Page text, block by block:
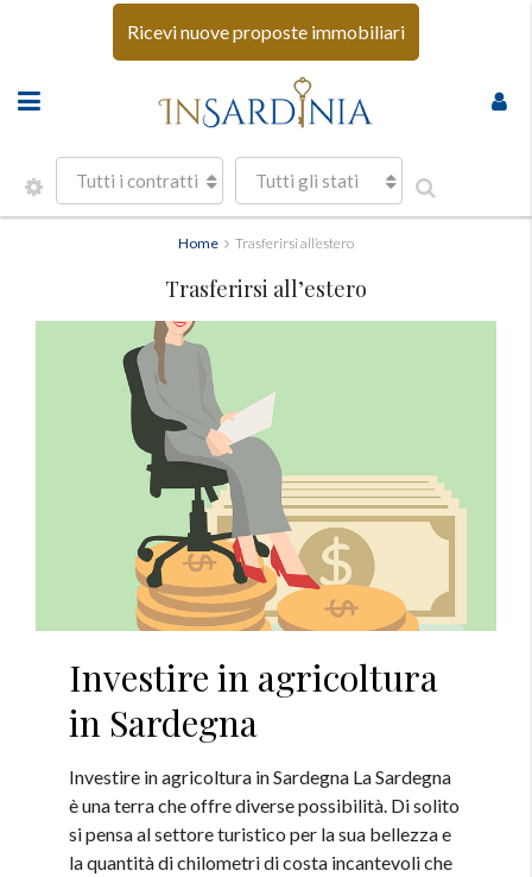
Ricevi nuove proposte immobiliari
Tutti i contratti Tutti gli stati
Home Trasferirsi all’estero
Trasferirsi all’estero
Investire in agricoltura
in Sardegna
Investire in agricoltura in Sardegna La Sardegna
è una terra che offre diverse possibilità. Di solito
si pensa al settore turistico per la sua bellezza e
la quantità di chilometri di costa incantevoli che